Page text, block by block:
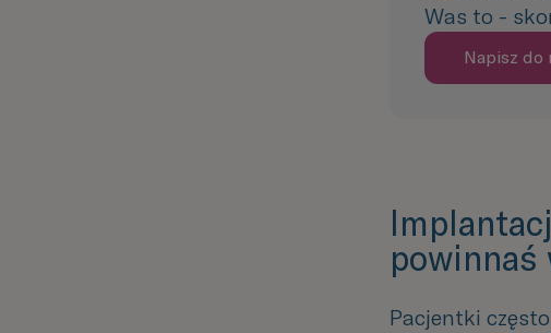
Was to -
Napisz do
powinnaś
Pacjentki często